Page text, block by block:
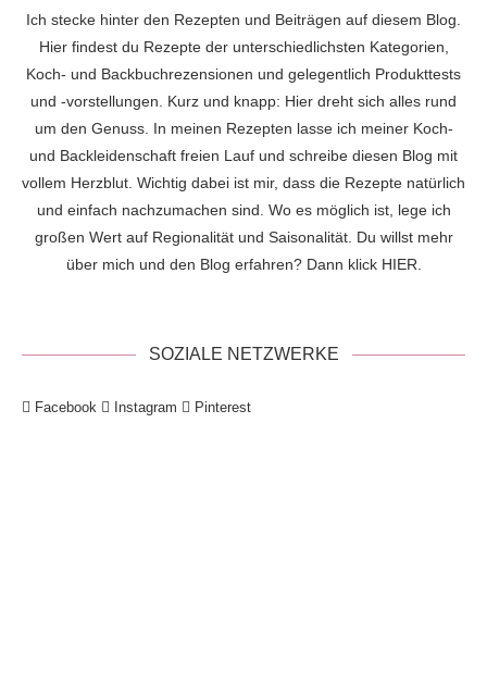
Ich stecke hinter den Rezepten und Beiträgen auf diesem Blog.
Hier findest du Rezepte der unterschiedlichsten Kategorien,
Koch- und Backbuchrezensionen und gelegentlich Produkttests
und -vorstellungen. Kurz und knapp: Hier dreht sich alles rund
um den Genuss. In meinen Rezepten lasse ich meiner Koch-
und Backleidenschaft freien Lauf und schreibe diesen Blog mit
vollem Herzblut. Wichtig dabei ist mir, dass die Rezepte natürlich
und einfach nachzumachen sind. Wo es möglich ist, lege ich
großen Wert auf Regionalität und Saisonalität. Du willst mehr
über mich und den Blog erfahren? Dann klick HIER
SOZIALE NETZWERKE
Facebook Instagram Pinterest